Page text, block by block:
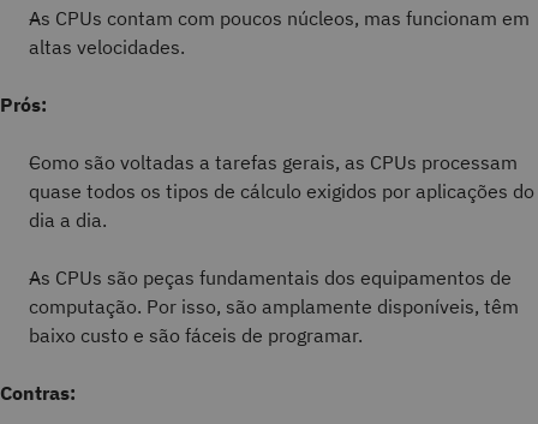
As CPUs contam com poucos núcleos, mas funcionam em
altas velocidades.
Prós:
Como são voltadas a tarefas gerais, as CPUs processam
quase todos os tipos de cálculo exigidos por aplicações do
dia a dia.
As CPUs são peças fundamentais dos equipamentos de
computação. Por isso, são amplamente disponíveis, têm
baixo custo e são fáceis de programar.
Contras: